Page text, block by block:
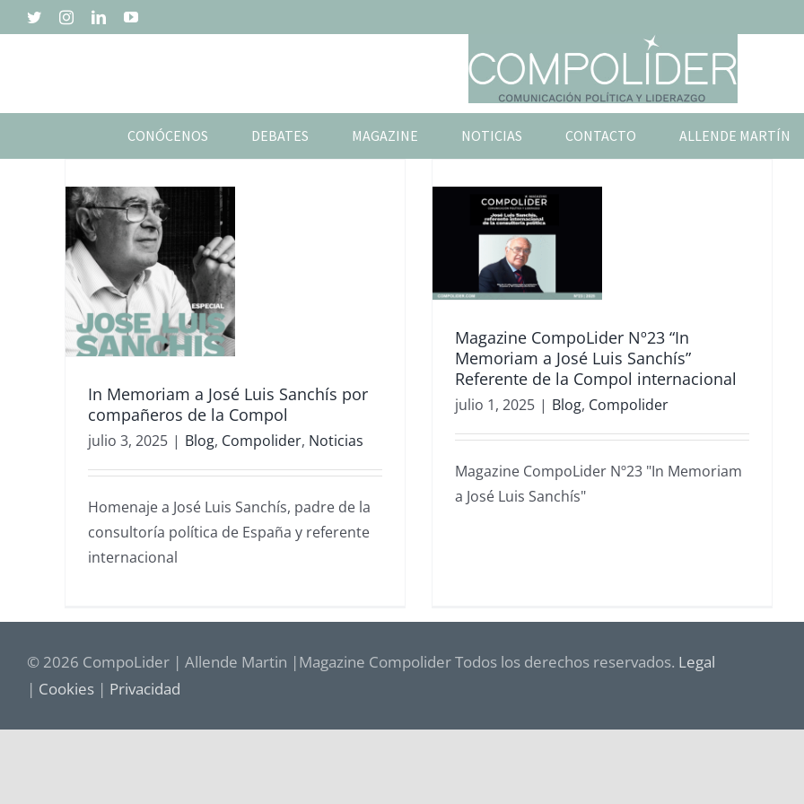
Saltar
al
TwitterInstagramLinkedInYouTube
CONÓCENOS DEBATES MAGAZINE NOTICIAS CONTACTO ALLENDE MARTÍN
In Memoriam a José Luis Sanchís por
compañeros de la Compol
julio 3, 2025 | Blog, Compolider, Noticias
Homenaje a José Luis Sanchís, padre de la
consultoría política de España y referente
internacional
Magazine CompoLider Nº23 “In
Memoriam a José Luis Sanchís”
Referente de la Compol internacional
julio 1, 2025 | Blog, Compolider
Magazine CompoLider Nº23 "In Memoriam
a José Luis Sanchís"
© 2026 CompoLider | Allende Martin |Magazine Compolider Todos los derechos reservados. Legal
| Cookies | Privacidad